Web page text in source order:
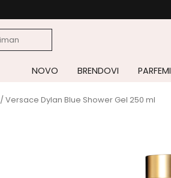
NOVO BRENDOVI PARFEMI
/ Versace Dylan Blue Shower Gel 250 ml